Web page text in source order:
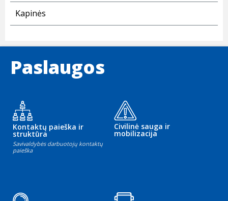
Kapinės
Paslaugos
Kontaktų paieška ir
struktūra
Savivaldybės darbuotojų kontaktų
paieška
Civilinė sauga ir
mobilizacija